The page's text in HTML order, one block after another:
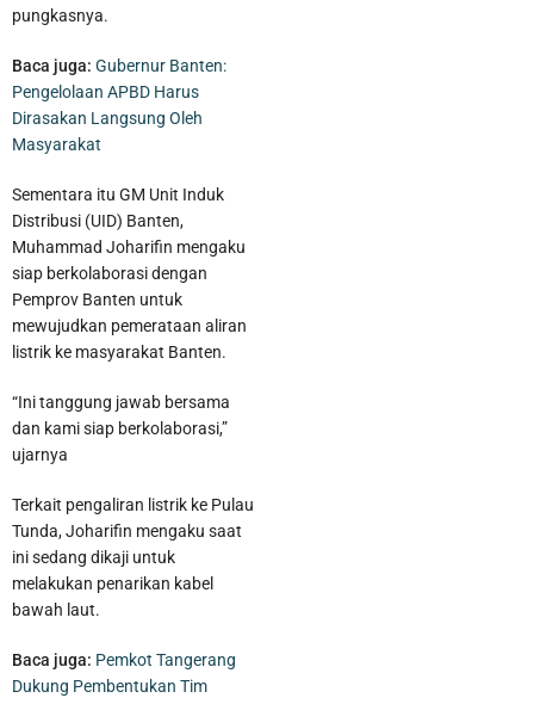
Satnarkoba Polres Metro Tangerang Kota Bekuk Pengedar Obat
Keras di Kosambi Tangerang
pungkasnya.
Baca juga: Gubernur Banten:
Pengelolaan APBD Harus
Dirasakan Langsung Oleh
Masyarakat
Sementara itu GM Unit Induk
Distribusi (UID) Banten,
Muhammad Joharifin mengaku
siap berkolaborasi dengan
Pemprov Banten untuk
mewujudkan pemerataan aliran
listrik ke masyarakat Banten.
“Ini tanggung jawab bersama
dan kami siap berkolaborasi,”
ujarnya
Terkait pengaliran listrik ke Pulau
Tunda, Joharifin mengaku saat
ini sedang dikaji untuk
melakukan penarikan kabel
bawah laut.
Baca juga: Pemkot Tangerang
Dukung Pembentukan Tim